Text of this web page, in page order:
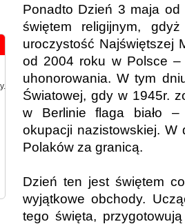
Ponadto Dzień 3 maja od
świętem religijnym,
uroczystość Najświętszej
od 2004 roku w Polsce –
uhonorowania. W tym
Światowej, gdy w 1945r.
w Berlinie flaga biało –
okupacji nazistowskiej.
Polaków za granicą.
Dzień ten jest świętem
wyjątkowe obchody.
tego święta,